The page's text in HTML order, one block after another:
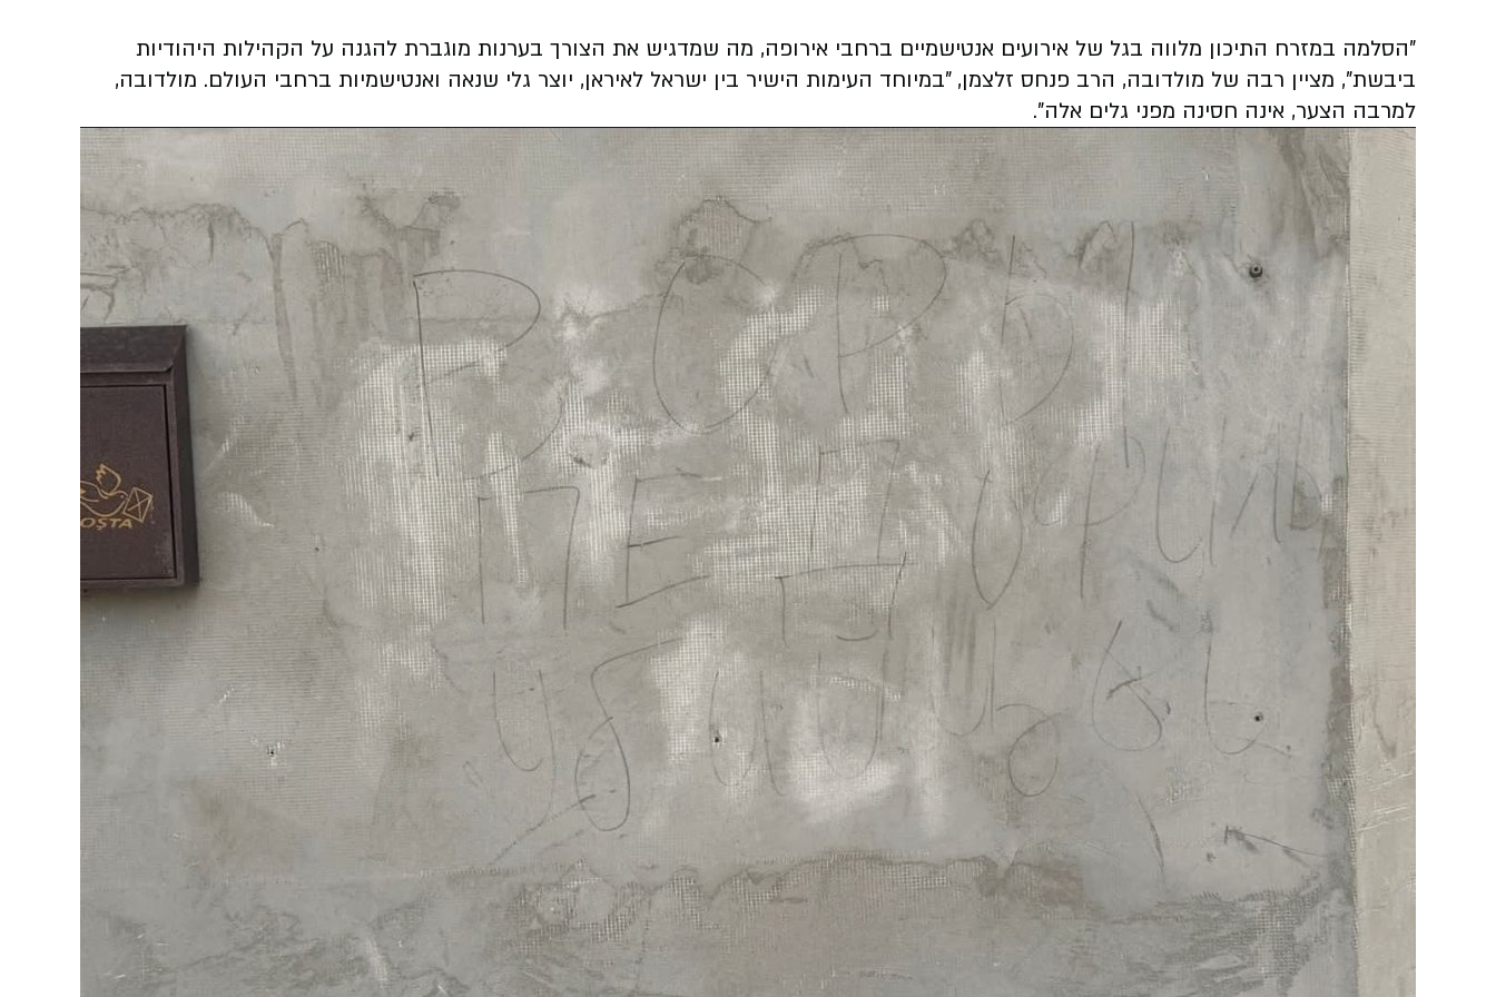
"הסלמה במזרח התיכון מלווה בגל של אירועים אנטישמיים ברחבי אירופה, מה שמדגיש את הצורך בערנות מוגברת להגנה על הקהילות היהודיות
ביבשת", מציין רבה של מולדובה, הרב פנחס זלצמן, "במיוחד העימות הישיר בין ישראל לאיראן, יוצר גלי שנאה ואנטישמיות ברחבי העולם. מולדובה,
למרבה הצער, אינה חסינה מפני גלים אלה".